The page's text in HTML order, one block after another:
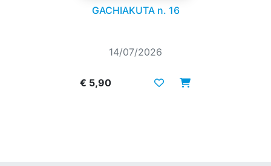
GACHIAKUTA n. 16
14/07/2026
€ 5,90